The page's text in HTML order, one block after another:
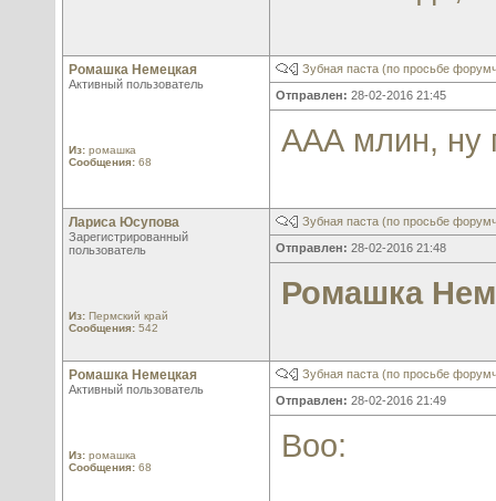
Ромашка Немецкая
Активный пользователь
Из: ромашка
Сообщения: 68
Зубная паста (по просьбе
Отправлен: 28-02-2016 21:45
ААА млин, ну
Лариса Юсупова
Зарегистрированный
пользователь
Из: Пермский край
Сообщения: 542
Зубная паста (по просьбе
Отправлен: 28-02-2016 21:48
Ромашка
Ромашка Немецкая
Активный пользователь
Из: ромашка
Сообщения: 68
Зубная паста (по просьбе
Отправлен: 28-02-2016 21:49
Воо: